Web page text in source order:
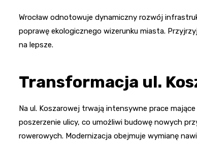
Wrocław odnotowuje dynamiczny rozwój
poprawę ekologicznego wizerunku miasta.
na lepsze.
Transformacja ul.
Na ul. Koszarowej trwają intensywne prace mające
poszerzenie ulicy, co umożliwi budowę nowych
rowerowych. Modernizacja obejmuje wymianę